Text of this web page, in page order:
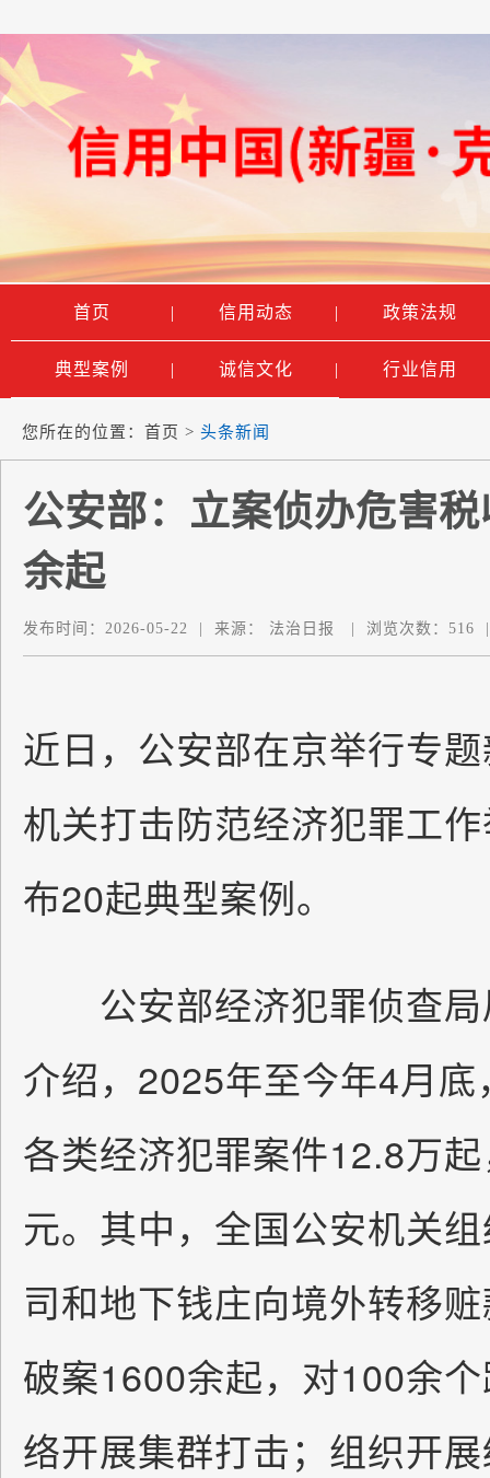
首页 | 信用动态 | 政策法规
典型案例 | 诚信文化 | 行业信用
您所在的位置： 首页 > 头条新闻
公安部：立案侦办危害
余起
发布时间： 2026-05-22 来源： 法治日报 浏览次数： 516
近日，公安部在京举行专
机关打击防范经济犯罪工
布20起典型案例。
公安部经济犯罪侦查局
介绍，2025年至今年4月
各类经济犯罪案件12.8万
元。其中，全国公安机关
司和地下钱庄向境外转移
破案1600余起，对100余
络开展集群打击；组织开